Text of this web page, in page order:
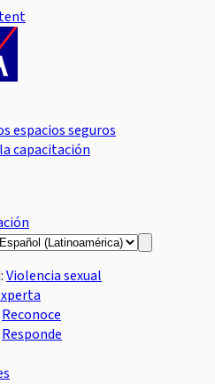
espacios seguros
capacitación
Violencia sexual
Reconoce
Responde